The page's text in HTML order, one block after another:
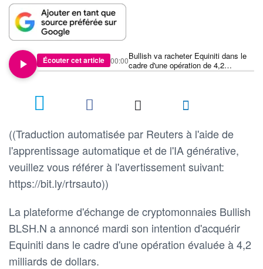
Écouter cet article
Bullish va racheter Equiniti dans le
cadre d'une opération de 4,2
milliards de dollars
00:00
((Traduction automatisée par Reuters à l'aide de
l'apprentissage automatique et de l'IA générative,
veuillez vous référer à l'avertissement suivant:
https://bit.ly/rtrsauto))
La plateforme d'échange de cryptomonnaies Bullish
BLSH.N a annoncé mardi son intention d'acquérir
Equiniti dans le cadre d'une opération évaluée à 4,2
milliards de dollars.